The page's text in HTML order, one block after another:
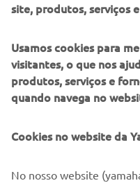
Production of the
distributors will be
minimize impact and
next 12 – 36 months.
3. Impact on Business
Due to the exit
Yamaha snowmobile
site, produtos, serviços
Usamos cookies para
visitantes, o que nos
produtos, serviços e
quando navega no
Cookies no website da
No nosso website